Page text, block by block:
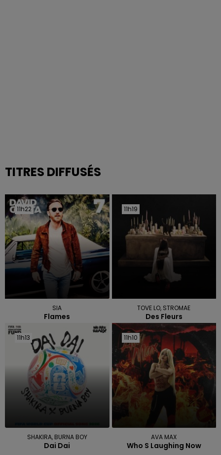
TITRES DIFFUSÉS
11h22
11h22
SIA
Flames
11h19
11h19
TOVE LO, STROMAE
Des Fleurs
11h13
11h13
SHAKIRA, BURNA BOY
Dai Dai
11h10
11h10
AVA MAX
Who S Laughing Now